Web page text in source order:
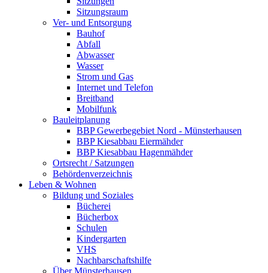
Sitzungsraum
Ver- und Entsorgung
Bauhof
Abfall
Abwasser
Wasser
Strom und Gas
Internet und Telefon
Breitband
Mobilfunk
Bauleitplanung
BBP Gewerbegebiet Nord - Münsterhausen
BBP Kiesabbau Eiermähder
BBP Kiesabbau Hagenmähder
Ortsrecht / Satzungen
Behördenverzeichnis
Leben & Wohnen
Bildung und Soziales
Bücherei
Bücherbox
Schulen
Kindergarten
VHS
Nachbarschaftshilfe
Über Münsterhausen